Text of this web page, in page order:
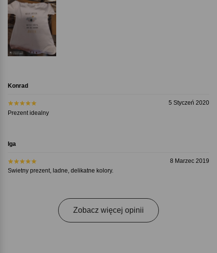
Konrad
5 Styczeń 2020
Prezent idealny
Iga
8 Marzec 2019
Swietny prezent, ladne, delikatne kolory.
Zobacz więcej opinii